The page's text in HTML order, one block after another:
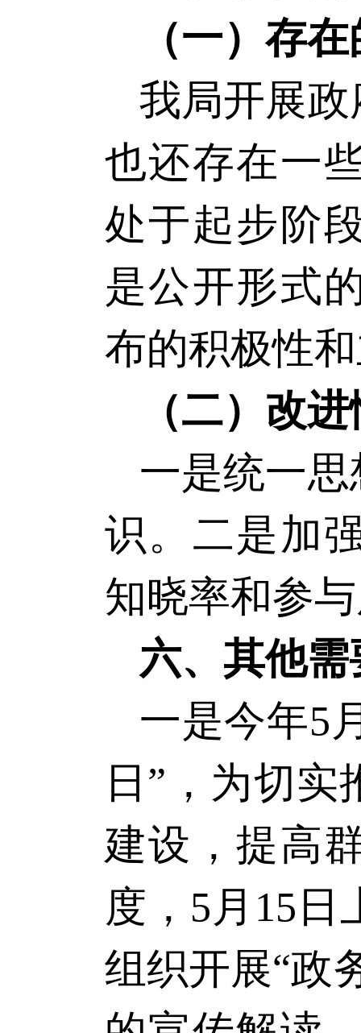
（一）存
我局开展
也还存在一
处于起步阶
是公开形式
布的积极性
（二） 改进
一是统一
识。二是加
知晓率和参
六、 其他需
一是今年5
日 ”，为切实
建设，提高
度，5月15
组织开展“政